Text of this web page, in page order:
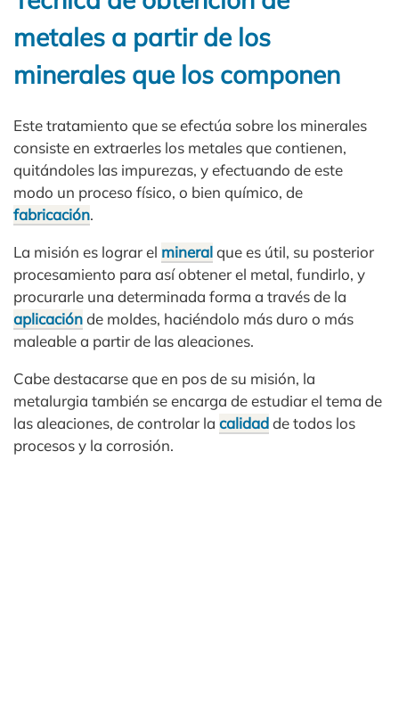
metales a partir de los
minerales que los componen
Este tratamiento que se efectúa sobre los minerales
consiste en extraerles los metales que contienen,
quitándoles las impurezas, y efectuando de este
modo un proceso físico, o bien químico, de
fabricación.
La misión es lograr el mineralque es útil, su posterior
procesamiento para así obtener el metal, fundirlo, y
procurarle una determinada forma a través de la
aplicaciónde moldes, haciéndolo más duro o más
maleable a partir de las aleaciones.
Cabe destacarse que en pos de su misión, la
metalurgia también se encarga de estudiar el tema de
las aleaciones, de controlar la calidadde todos los
procesos y la corrosión.